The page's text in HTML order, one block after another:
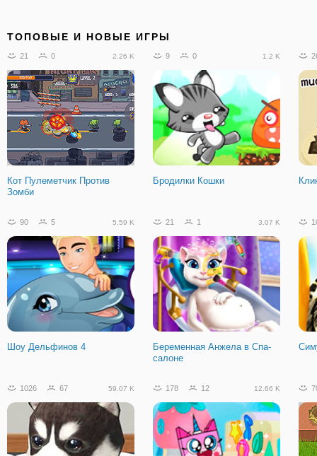
Гео Даш 2 Гео Даш
25
Безумная Геометрия Даш
ТОПОВЫЕ И НОВЫЕ ИГРЫ
21 0 2.26 K
Кот Пулеметчик Против
Зомби
9 0 1.2 K
Бродилки Кошки
90 5 5.59 K
Шоу Дельфинов 4
21 1 3.07 K
Беременная Анжела в Спа-
салоне
1026 67 59.07 K 178 12 12.66 K